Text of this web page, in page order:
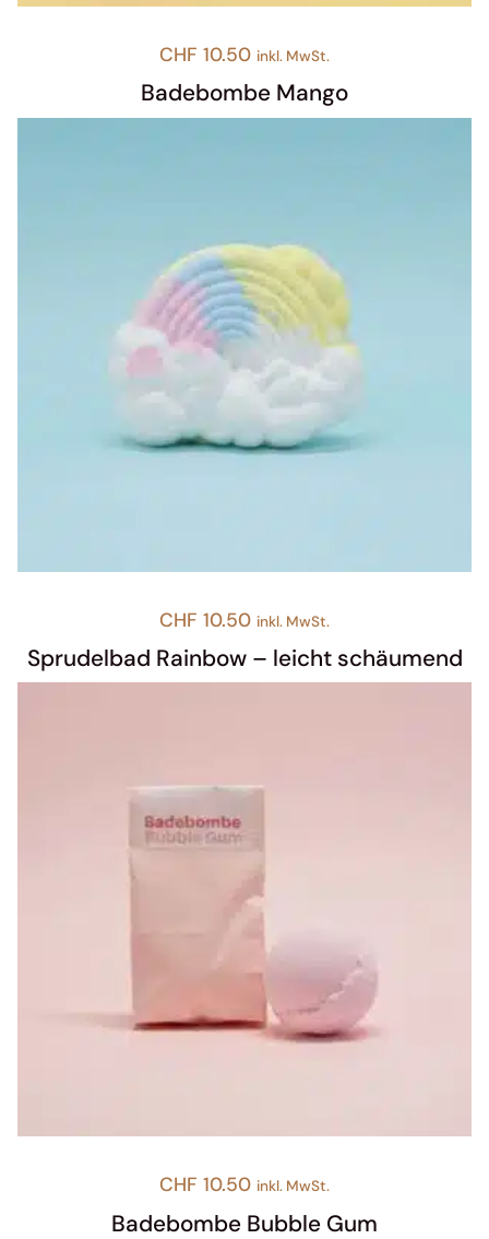
CHF 10.50 inkl. MwSt.
Badebombe Mango
CHF 10.50 inkl. MwSt.
Sprudelbad Rainbow – leicht schäumend
CHF 10.50 inkl. MwSt.
Badebombe Bubble Gum